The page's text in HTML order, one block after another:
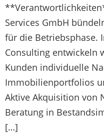
Services GmbH
für die Betriebsphase.
Consulting entwickeln
Kunden individuelle
Immobilienportfolios
Aktive Akquisition von
Beratung in
[…]